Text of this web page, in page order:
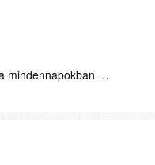
mindennapokban …